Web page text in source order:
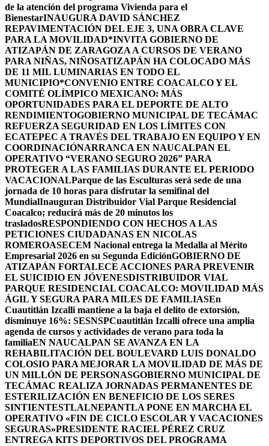
de la atención del programa Vivienda para el
BienestarINAUGURA DAVID SÁNCHEZ
REPAVIMENTACIÓN DEL EJE 3, UNA OBRA CLAVE
PARA LA MOVILIDAD*INVITA GOBIERNO DE
ATIZAPÁN DE ZARAGOZA A CURSOS DE VERANO
PARA NIÑAS, NIÑOSATIZAPÁN HA COLOCADO MÁS
DE 11 MIL LUMINARIAS EN TODO EL
MUNICIPIO*CONVENIO ENTRE COACALCO Y EL
COMITÉ OLÍMPICO MEXICANO: MÁS
OPORTUNIDADES PARA EL DEPORTE DE ALTO
RENDIMIENTOGOBIERNO MUNICIPAL DE TECÁMAC
REFUERZA SEGURIDAD EN LOS LÍMITES CON
ECATEPEC A TRAVÉS DEL TRABAJO EN EQUIPO Y EN
COORDINACIÓNARRANCA EN NAUCALPAN EL
OPERATIVO “VERANO SEGURO 2026” PARA
PROTEGER A LAS FAMILIAS DURANTE EL PERIODO
VACACIONALParque de las Esculturas será sede de una
jornada de 10 horas para disfrutar la semifinal del
MundialInauguran Distribuidor Vial Parque Residencial
Coacalco; reducirá más de 20 minutos los
trasladosRESPONDIENDO CON HECHOS A LAS
PETICIONES CIUDADANAS EN NICOLAS
ROMEROASECEM Nacional entrega la Medalla al Mérito
Empresarial 2026 en su Segunda EdiciónGOBIERNO DE
ATIZAPÁN FORTALECE ACCIONES PARA PREVENIR
EL SUICIDIO EN JÓVENESDISTRIBUIDOR VIAL
PARQUE RESIDENCIAL COACALCO: MOVILIDAD MÁS
ÁGIL Y SEGURA PARA MILES DE FAMILIASEn
Cuautitlán Izcalli mantiene a la baja el delito de extorsión,
disminuye 16%: SESNSPCuautitlán Izcalli ofrece una amplia
agenda de cursos y actividades de verano para toda la
familiaEN NAUCALPAN SE AVANZA EN LA
REHABILITACIÓN DEL BOULEVARD LUIS DONALDO
COLOSIO PARA MEJORAR LA MOVILIDAD DE MÁS DE
UN MILLÓN DE PERSONASGOBIERNO MUNICIPAL DE
TECÁMAC REALIZA JORNADAS PERMANENTES DE
ESTERILIZACIÓN EN BENEFICIO DE LOS SERES
SINTIENTESTLALNEPANTLA PONE EN MARCHA EL
OPERATIVO «FIN DE CICLO ESCOLAR Y VACACIONES
SEGURAS»PRESIDENTE RACIEL PÉREZ CRUZ
ENTREGA KITS DEPORTIVOS DEL PROGRAMA